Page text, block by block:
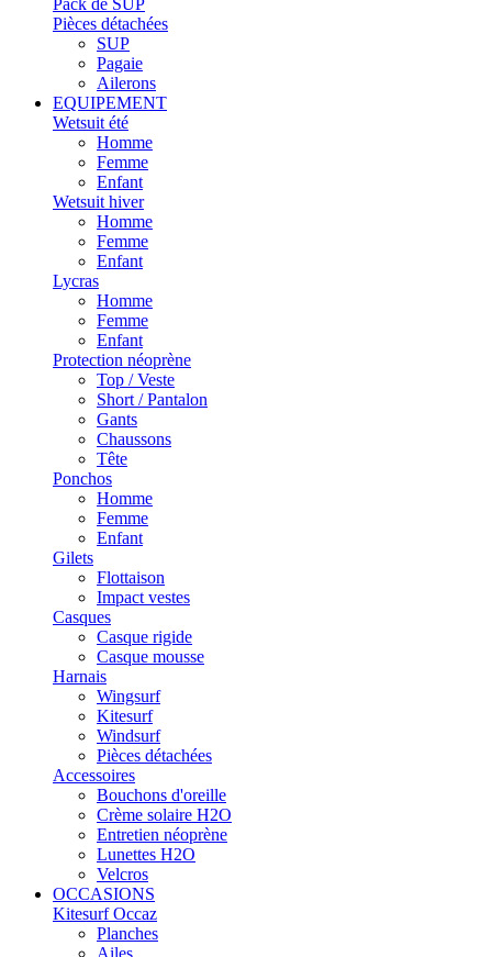
Pack de SUP
Pièces détachées
SUP
Pagaie
Ailerons
EQUIPEMENT
Wetsuit été
Homme
Femme
Enfant
Wetsuit hiver
Homme
Femme
Enfant
Lycras
Homme
Femme
Enfant
Protection néoprène
Top / Veste
Short / Pantalon
Gants
Chaussons
Tête
Ponchos
Homme
Femme
Enfant
Gilets
Flottaison
Impact vestes
Casques
Casque rigide
Casque mousse
Harnais
Wingsurf
Kitesurf
Windsurf
Pièces détachées
Accessoires
Bouchons d'oreille
Crème solaire H2O
Entretien néoprène
Lunettes H2O
Velcros
OCCASIONS
Kitesurf Occaz
Planches
Ailes